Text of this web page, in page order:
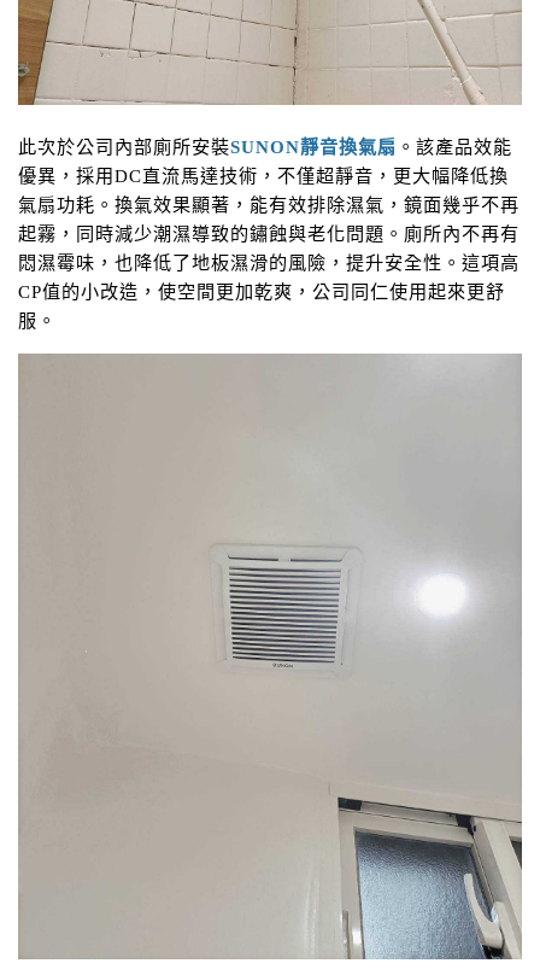
此次於公司內部廁所安裝SUNON靜音換氣扇 。該產品效能
優異，採用DC直流馬達技術，不僅超靜音，更大幅降低換
氣扇功耗。換氣效果顯著，能有效排除濕氣，鏡面幾乎不再
起霧，同時減少潮濕導致的鏽蝕與老化問題。廁所內不再有
悶濕霉味，也降低了地板濕滑的風險，提升安全性。這項高
CP值的小改造，使空間更加乾爽，公司同仁使用起來更舒
服。